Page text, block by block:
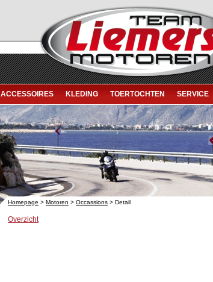
Overzicht
Homepage > Motoren > Occassions > Detail
ACCESSOIRES KLEDING TOERTOCHTEN SERVICE